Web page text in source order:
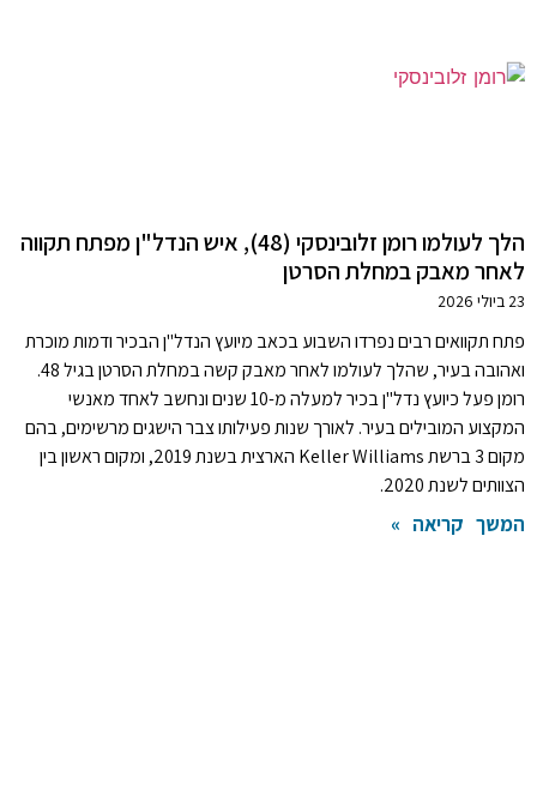
הלך לעולמו רומן זלובינסקי (48), איש הנדל"ן מפתח תקווה
לאחר מאבק במחלת הסרטן
23 ביולי 2026
פתח תקוואים רבים נפרדו השבוע בכאב מיועץ הנדל"ן הבכיר ודמות מוכרת
ואהובה בעיר, שהלך לעולמו לאחר מאבק קשה במחלת הסרטן בגיל 48.
רומן פעל כיועץ נדל"ן בכיר למעלה מ-10 שנים ונחשב לאחד מאנשי
המקצוע המובילים בעיר. לאורך שנות פעילותו צבר הישגים מרשימים, בהם
מקום 3 ברשת Keller Williams הארצית בשנת 2019, ומקום ראשון בין
הצוותים לשנת 2020.
המשך קריאה »